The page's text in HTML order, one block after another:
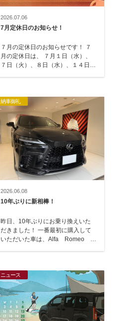
2026.07.06
7月定休日のお知らせ！
７月の定休日のお知らせです！ ７
月の定休日は、 ７月１日（水）、
７日（火）、８日（水）、１４日
納車御礼
2026.06.08
10年ぶりに新相棒！
昨日、10年ぶりにお乗り換えいた
だきました！ 一番最初に購入して
いただいた車は、Alfa Romeo
ニュース